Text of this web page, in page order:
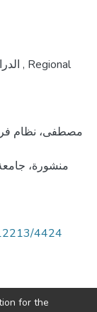
, Regional
منشورة،
4424
for the